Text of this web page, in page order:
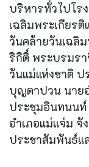
บริหารทั่วไปโร
เฉลิมพระเกียร
วันคล้ายวันเฉลิ
ริกิติ์ พระบรมร
วันแม่แห่งชาติ ป
บุญตาปวน นาย
ประชุมอินทนนท์
อำเภอแม่แจ่ม จั
ประชาสัมพันธ์แ